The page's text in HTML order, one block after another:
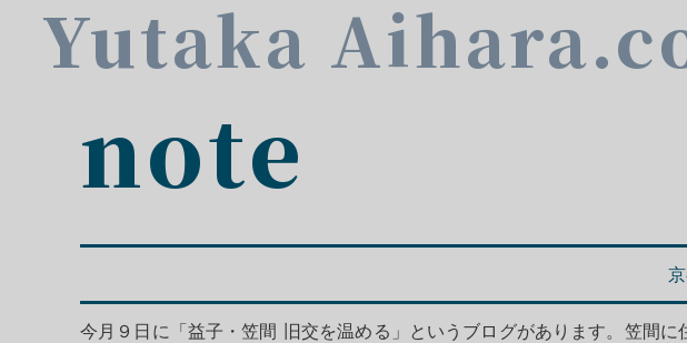
Yutaka
note
今月９日に「益子・笠間 旧交を温める」というブログがあります。笠間